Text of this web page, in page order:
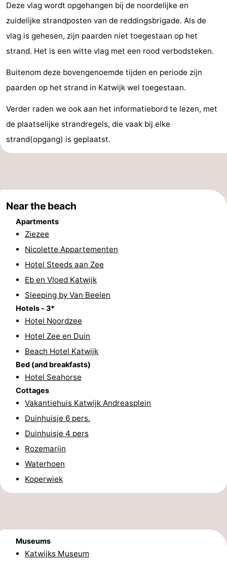
Beverages
Practical
Forum
Route
addresses
Region
Schoorlse
Duinen
Bergen
Zee
Bergen
Alkmaar
Egmond
aan
Noordhollands
aan
Zee
Nature
Zuid-
Kennermerland
Amsterdam
Haarlem
Zandvoort
South
Holland
Leiden
Bollenstreek
-
Hollands
Noordwijk
Scheveningen
Deze vlag wordt opgehangen bij de noordelijke en
zuidelijke strandposten van de reddingsbrigade. Als de
vlag is gehesen, zijn paarden niet toegestaan op het
strand. Het is een witte vlag met een rood verbodsteken.
Buitenom deze bovengenoemde tijden en periode zijn
paarden op het strand in Katwijk wel toegestaan.
Verder raden we ook aan het informatiebord te lezen, met
de plaatselijke strandregels, die vaak bij elke
strand(opgang) is geplaatst.
Near the beach
Apartments
Ziezee
Nicolette Appartementen
Hotel Steeds aan Zee
Eb en Vloed Katwijk
Sleeping by Van Beelen
Hotels - 3*
Hotel Noordzee
Hotel Zee en Duin
Beach Hotel Katwijk
Bed (and breakfasts)
Hotel Seahorse
Cottages
Vakantiehuis Katwijk Andreasplein
Duinhuisje 6 pers.
Duinhuisje 4 pers
Rozemarijn
Waterhoen
Koperwiek
Museums
Katwijks Museum